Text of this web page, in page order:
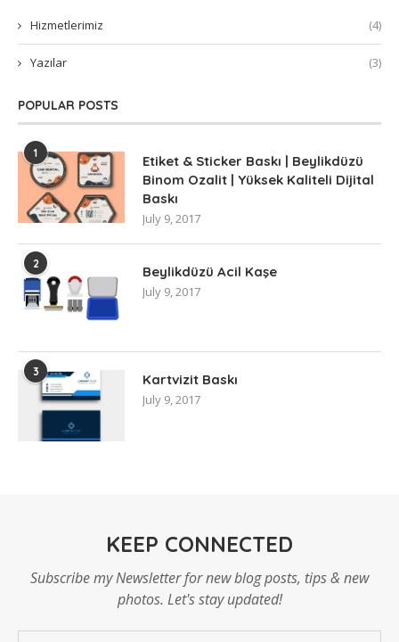
Hizmetlerimiz (4)
Yazılar (3)
POPULAR POSTS
1
Etiket & Sticker Baskı | Beylikdüzü
Binom Ozalit | Yüksek Kaliteli Dijital
Baskı
July 9, 2017
2 Beylikdüzü Acil Kaşe
July 9, 2017
3 Kartvizit Baskı
July 9, 2017
KEEP CONNECTED
Subscribe my Newsletter for new blog posts, tips & new
photos. Let's stay updated!